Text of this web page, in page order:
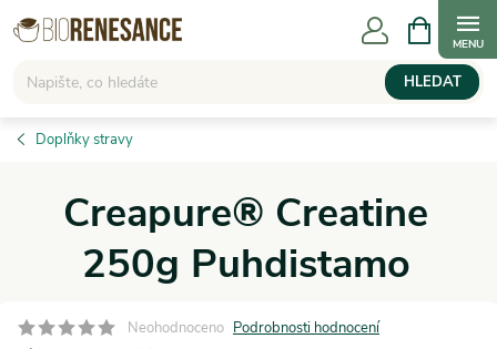
Přejít
na
HLEDAT
NÁKUPNÍ
KOŠÍK
Doplňky stravy
Creapure® Creatine
250g Puhdistamo
Neohodnoceno Podrobnosti hodnocení